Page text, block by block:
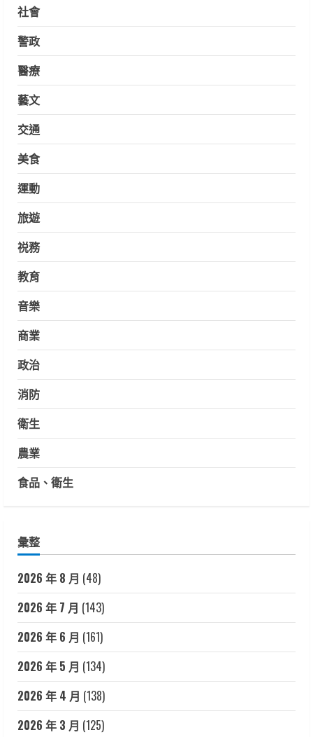
社會
警政
醫療
藝文
交通
美食
運動
旅遊
祱務
教育
音樂
商業
政治
消防
衛生
農業
食品、衛生
彙整
2026 年 8 月 (48)
2026 年 7 月 (143)
2026 年 6 月 (161)
2026 年 5 月 (134)
2026 年 4 月 (138)
2026 年 3 月 (125)